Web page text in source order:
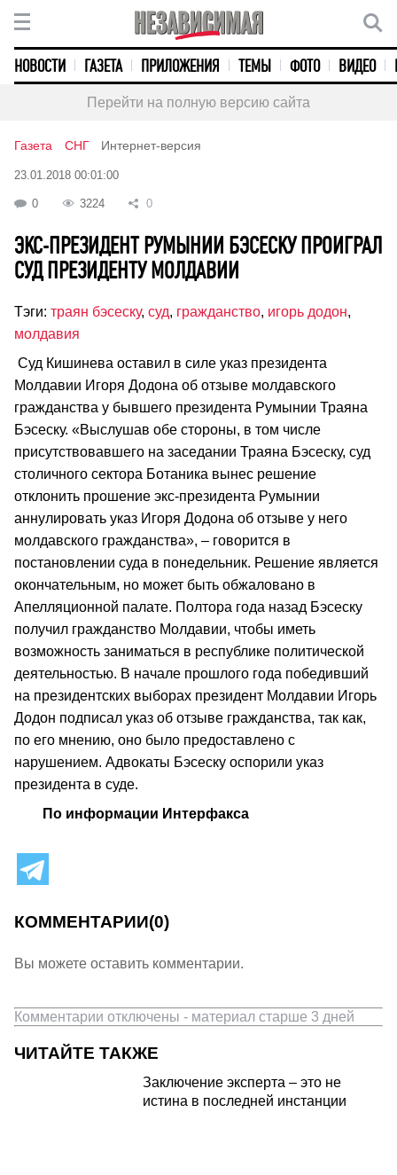
НОВОСТИ ГАЗЕТА ПРИЛОЖЕНИЯ ТЕМЫ ФОТО ВИДЕО
Перейти на полную версию сайта
Газета СНГ Интернет-версия
23.01.2018 00:01:00
0 3224 0
ЭКС-ПРЕЗИДЕНТ РУМЫНИИ БЭСЕСКУ ПРОИГРАЛ
СУД ПРЕЗИДЕНТУ МОЛДАВИИ
Тэги: траян бэсеску, суд, гражданство, игорь додон,
молдавия
Суд Кишинева оставил в силе указ президента
Молдавии Игоря Додона об отзыве молдавского
гражданства у бывшего президента Румынии Траяна
Бэсеску. «Выслушав обе стороны, в том числе
присутствовавшего на заседании Траяна Бэсеску, суд
столичного сектора Ботаника вынес решение
отклонить прошение экс-президента Румынии
аннулировать указ Игоря Додона об отзыве у него
молдавского гражданства», – говорится в
постановлении суда в понедельник. Решение является
окончательным, но может быть обжаловано в
Апелляционной палате. Полтора года назад Бэсеску
получил гражданство Молдавии, чтобы иметь
возможность заниматься в республике политической
деятельностью. В начале прошлого года победивший
на президентских выборах президент Молдавии Игорь
Додон подписал указ об отзыве гражданства, так как,
по его мнению, оно было предоставлено с
нарушением. Адвокаты Бэсеску оспорили указ
президента в суде.
По информации Интерфакса
КОММЕНТАРИИ(0)
Вы можете оставить комментарии.
Комментарии отключены - материал старше 3 дней
ЧИТАЙТЕ ТАКЖЕ
Заключение эксперта – это не
истина в последней инстанции